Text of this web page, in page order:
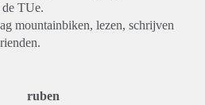
de TUe.
mountainbiken, lezen, schrijven
ruben